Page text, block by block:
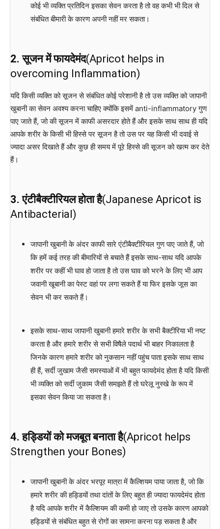
कोई भी व्यक्ति प्रतिदिन इसका सेवन करता है तो वह कभी भी दिल से
संबंधित बीमारी के कारण अपनी नहीं मर सकता।
2. सूजन में फायदेमंद(Apricot helps in
overcoming Inflammation)
यदि किसी व्यक्ति को सूजन से संबंधित कोई परेशानी है तो उस व्यक्ति को जापानी
खुबानी का सेवन अवश्य करना चाहिए क्योंकि इसमें anti-inflammatory गुण
पाए जाते हैं, जो की सूजन में काफी असरदार होते हैं और इसके साथ साथ ही यदि
आपके शरीर के किसी भी हिस्से पर सूजन है तो उस पर यह किसी भी दवाई से
ज्यादा असर दिखाते हैं और कुछ ही समय में पूरे हिस्से की सूजन को खत्म कर देते
हैं।
3. एंटीबैक्टीरियल होता है(Japanese Apricot is
Antibacterial)
जापानी खुबानी के अंदर काफी सारे एंटीबैक्टीरियल गुण पाए जाते हैं, जो
कि हमें कई तरह की बीमारियों से बचाते हैं इसके साथ-साथ यदि आपके
शरीर पर कहीं भी घाव हो जाता है तो उस घाव को भरने के लिए भी आप
जवानी खूबानी का पेस्ट वहां पर लगा सकते हैं या फिर इसके जूस का
सेवन भी कर सकते हैं।
इसके साथ-साथ जापानी खुबानी हमारे शरीर के सभी बैक्टीरिया भी नष्ट
करता है और हमारे शरीर से सभी विषैले पदार्थ भी बाहर निकालता है
जिनके कारण हमारे शरीर को नुकसान नहीं पहुंच पाता इसके साथ साथ
ही हैं, सर्दी जुखाम जैसी समस्याओं में भी बहुत फायदेमंद होता है यदि किसी
भी व्यक्ति को सर्दी जुकाम जैसी समझते हैं तो घरेलू नुस्खे के रूप में
इसका सेवन किया जा सकता है।
4. हड्डियों को मजबूत बनाता है(Apricot helps
Strengthen your Bones)
जापानी खुबानी के अंदर भरपूर मात्रा में कैल्शियम पाया जाता है, जो कि
हमारे शरीर की हड्डियों तथा दांतों के लिए बहुत ही ज्यादा फायदेमंद होता
है यदि आपके शरीर में कैल्शियम की कमी हो जाए तो उसके कारण आपको
हड्डियों से संबंधित बहुत से रोगों का सामना करना पड़ सकता है और